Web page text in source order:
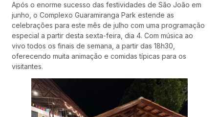
Após o enorme sucesso das festividades de São João em
junho, o Complexo Guaramiranga Park estende as
celebrações para este mês de julho com uma programação
especial a partir desta sexta-feira, dia 4. Com música ao
vivo todos os finais de semana, a partir das 18h30,
oferecendo muita animação e comidas típicas para os
visitantes.